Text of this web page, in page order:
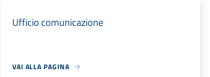
Ufficio comunicazione
VAI ALLA PAGINA